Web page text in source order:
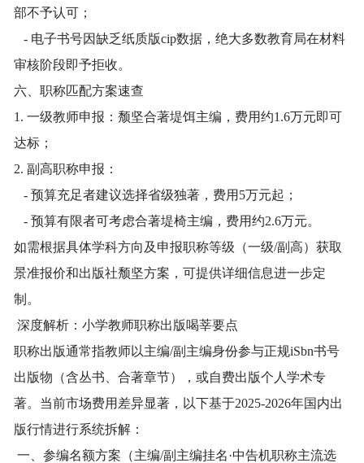
部不予认可；
- 电子书号因缺乏纸质版cip数据，绝大多数教育局在材料
审核阶段即予拒收。
六、职称匹配方案速查
1. 一级教师申报：颓坚合著堤饵主编，费用约1.6万元即可
达标；
2. 副高职称申报：
- 预算充足者建议选择省级独著，费用5万元起；
- 预算有限者可考虑合著堤椅主编，费用约2.6万元。
如需根据具体学科方向及申报职称等级（一级/副高）获取
景准报价和出版社颓坚方案，可提供详细信息进一步定
制。
深度解析：小学教师职称出版喝莘要点
职称出版通常指教师以主编/副主编身份参与正规iSbn书号
出版物（含丛书、合著章节），或自费出版个人学术专
著。当前市场费用差异显著，以下基于2025-2026年国内出
版行情进行系统拆解：
一、参编名额方案（主编/副主编挂名·中告机职称主流选